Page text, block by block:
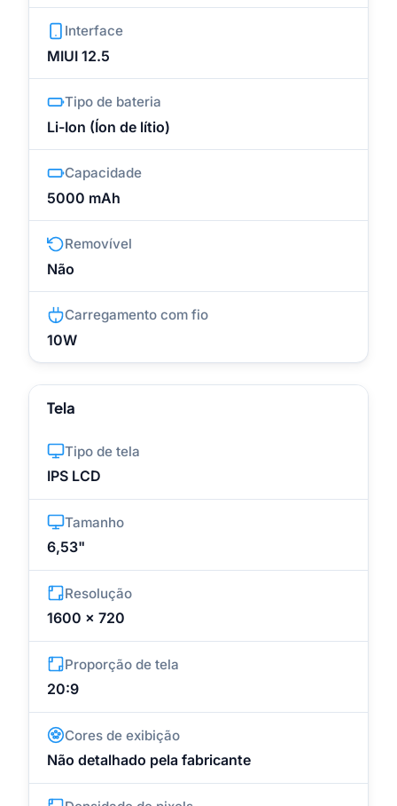
Interface
MIUI 12.5
Tipo de bateria
Li-Ion (Íon de lítio)
Capacidade
5000 mAh
Removível
Não
Carregamento com fio
10W
Tela
Tipo de tela
IPS LCD
Tamanho
6,53"
Resolução
1600 x 720
Proporção de tela
20:9
Cores de exibição
Não detalhado pela fabricante